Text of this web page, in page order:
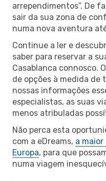
arrependimentos”. De
sair da sua zona de
numa nova aventura
Continue a ler e
saber para reservar a
Casablanca connosco.
de opções à medida de
nossas informações
especialistas, as suas
menos atribuladas
Não perca esta
com a eDreams, a
Europa, para que
numa viagem